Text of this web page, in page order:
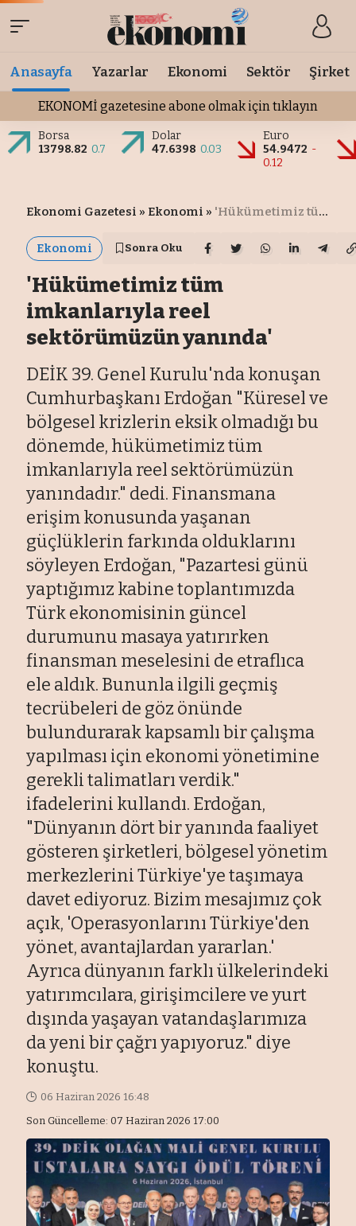
Anasayfa Yazarlar Ekonomi Sektör Şirket
EKONOMİ gazetesine abone olmak için tıklayın
Borsa
13798.82 0.7
Dolar
47.6398 0.03
Euro
54.9472 -
0.12
Ekonomi Gazetesi » Ekonomi » 'Hükümetimiz tüm imkanlarıyla reel sektörümüzün yanında'
Ekonomi Sonra Oku
'Hükümetimiz tüm
imkanlarıyla reel
sektörümüzün yanında'
DEİK 39. Genel Kurulu'nda konuşan
Cumhurbaşkanı Erdoğan "Küresel ve
bölgesel krizlerin eksik olmadığı bu
dönemde, hükümetimiz tüm
imkanlarıyla reel sektörümüzün
yanındadır." dedi. Finansmana
erişim konusunda yaşanan
güçlüklerin farkında olduklarını
söyleyen Erdoğan, "Pazartesi günü
yaptığımız kabine toplantımızda
Türk ekonomisinin güncel
durumunu masaya yatırırken
finansman meselesini de etraflıca
ele aldık. Bununla ilgili geçmiş
tecrübeleri de göz önünde
bulundurarak kapsamlı bir çalışma
yapılması için ekonomi yönetimine
gerekli talimatları verdik."
ifadelerini kullandı. Erdoğan,
"Dünyanın dört bir yanında faaliyet
gösteren şirketleri, bölgesel yönetim
merkezlerini Türkiye'ye taşımaya
davet ediyoruz. Bizim mesajımız çok
açık, 'Operasyonlarını Türkiye'den
yönet, avantajlardan yararlan.'
Ayrıca dünyanın farklı ülkelerindeki
yatırımcılara, girişimcilere ve yurt
dışında yaşayan vatandaşlarımıza
da yeni bir çağrı yapıyoruz." diye
konuştu.
Son Güncelleme: 07 Haziran 2026 17:00
06 Haziran 2026 16:48